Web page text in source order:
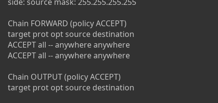
Chain FORWARD (policy ACCEPT)
target prot opt source destination
ACCEPT all -- anywhere anywhere
ACCEPT all -- anywhere anywhere
Chain OUTPUT (policy ACCEPT)
target prot opt source destination